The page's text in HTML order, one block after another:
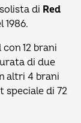
di Red
1986.
12 brani
di due
altri 4 brani
speciale di 72